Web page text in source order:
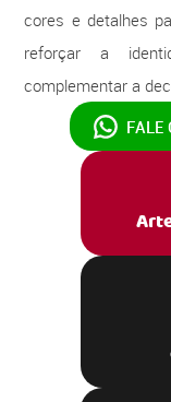
cores e detalhes
reforçar a
complementar a
FALE